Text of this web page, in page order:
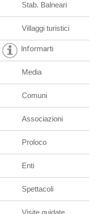
Stab. Balneari
Villaggi turistici
Informarti
Media
Comuni
Associazioni
Proloco
Enti
Spettacoli
Visite guidate